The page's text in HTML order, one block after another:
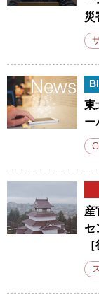
災
東
ー
産
セ